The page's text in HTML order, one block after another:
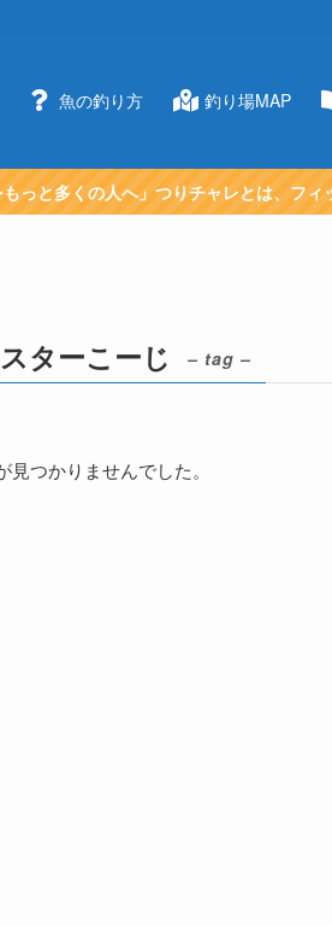
魚の釣り方 釣り場MAP
もっと多くの人へ」つりチャレとは、フ
ターこーじ – tag –
見つかりませんでした。